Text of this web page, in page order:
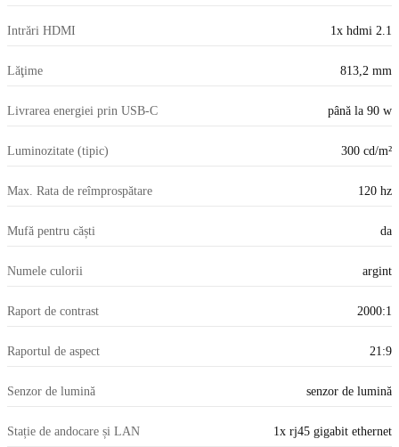
Intrări HDMI 1x hdmi 2.1
Lăţime 813,2 mm
Livrarea energiei prin USB-C până la 90 w
Luminozitate (tipic) 300 cd/m²
Max. Rata de reîmprospătare 120 hz
Mufă pentru căști da
Numele culorii argint
Raport de contrast 2000:1
Raportul de aspect 21:9
Senzor de lumină senzor de lumină
Stație de andocare și LAN 1x rj45 gigabit ethernet